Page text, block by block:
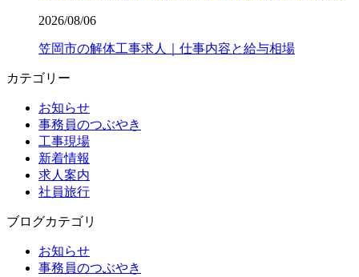
2026/08/06
笠岡市の解体工事求人｜仕事内容と給与相場
カテゴリー
お知らせ
事務員のつぶやき
工事現場
新着情報
求人案内
社員旅行
ブログカテゴリ
お知らせ
事務員のつぶやき